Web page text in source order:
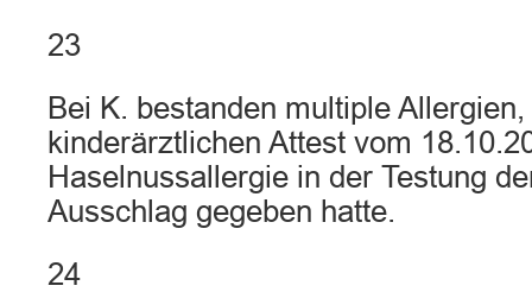
23
Bei K. bestanden multiple
kinderärztlichen Attest vom
Haselnussallergie in der Testung
Ausschlag gegeben hatte.
24